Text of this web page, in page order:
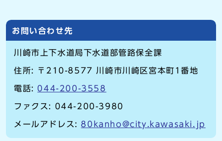
お問い合わせ先
川崎市上下水道局下水道部管路保全課
住所: 〒210-8577 川崎市川崎区宮本町1番地
電話: 044-200-3558
ファクス: 044-200-3980
メールアドレス: 80kanho@city.kawasaki.jp